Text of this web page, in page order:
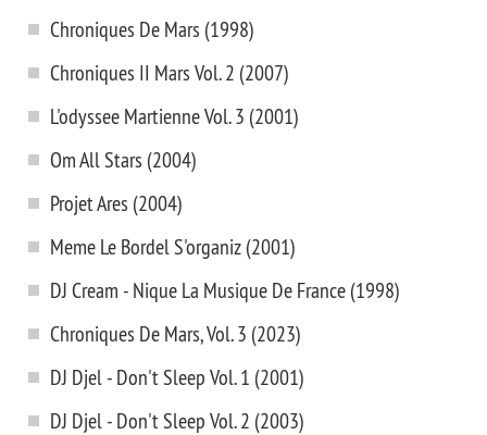
Chroniques De Mars (1998)
Chroniques II Mars Vol. 2 (2007)
L'odyssee Martienne Vol. 3 (2001)
Om All Stars (2004)
Projet Ares (2004)
Meme Le Bordel S'organiz (2001)
DJ Cream - Nique La Musique De France (1998)
Chroniques De Mars, Vol. 3 (2023)
DJ Djel - Don't Sleep Vol. 1 (2001)
DJ Djel - Don't Sleep Vol. 2 (2003)